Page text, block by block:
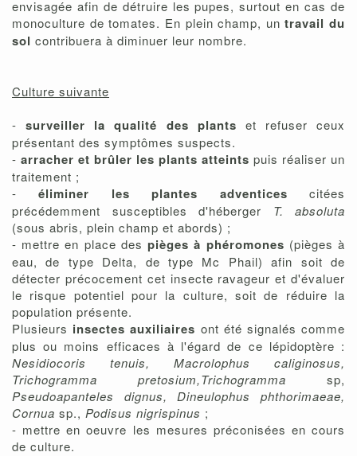
envisagée afin de détruire les pupes, surtout en cas de
monoculture de tomates. En plein champ, untravail du
sol contribuera à diminuer leur nombre.
Culture suivante
-surveiller la qualité des plants et refuser ceux
présentant des symptômes suspects.
- arracher et brûler les plants atteints puis réaliser un
traitement ;
-éliminer les plantes adventices citées
précédemment susceptibles d'héberger T. absoluta
(sous abris, plein champ et abords) ;
- mettre en place despièges à phéromones (pièges à
eau, de type Delta, de type Mc Phail) afin soit de
détecter précocement cet insecte ravageur et d'évaluer
le risque potentiel pour la culture, soit de réduire la
population présente.
Plusieurs insectes auxiliaires ont été signalés comme
plus ou moins efficaces à l'égard de ce lépidoptère :
Nesidiocoris tenuis, Macrolophus caliginosus,
Trichogramma pretosium,Trichogramma sp,
Pseudoapanteles dignus, Dineulophus phthorimaeae,
Cornua sp., Podisus nigrispinus ;
- mettre en oeuvre les mesures préconisées en cours
de culture.